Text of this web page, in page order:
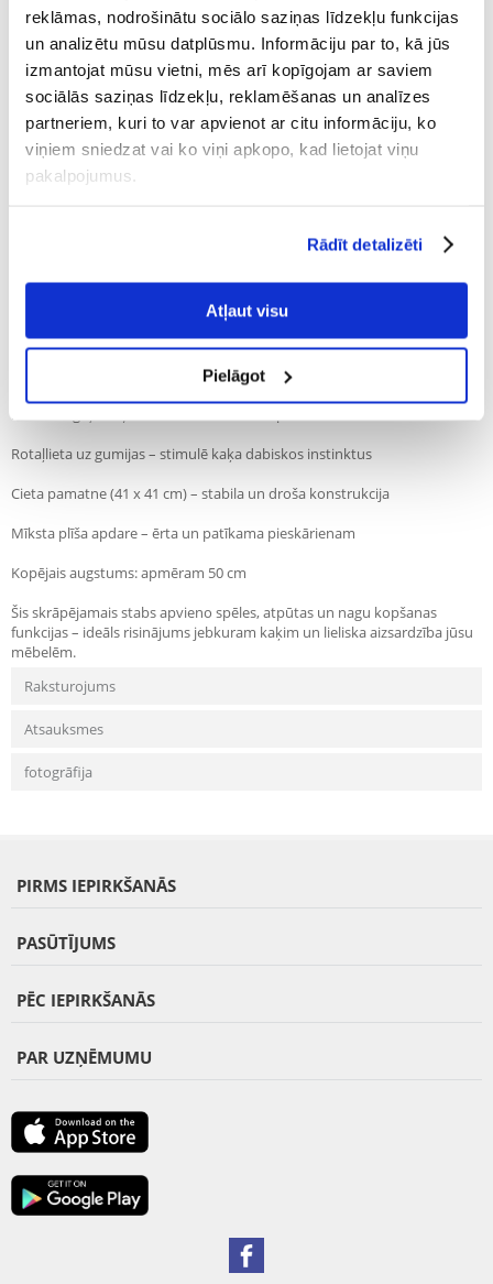
reklāmas, nodrošinātu sociālo saziņas līdzekļu funkcijas
un analizētu mūsu datplūsmu. Informāciju par to, kā jūs
izmantojat mūsu vietni, mēs arī kopīgojam ar saviem
sociālās saziņas līdzekļu, reklamēšanas un analīzes
partneriem, kuri to var apvienot ar citu informāciju, ko
viņiem sniedzat vai ko viņi apkopo, kad lietojat viņu
pakalpojumus.
Rādīt detalizēti
Atļaut visu
Pielāgot
NOSŪTĪŠANA 48 STUNDU LAIKĀ.
Mūsu klienta fotogrāfijasMūsu klienta fotogrāfijas
Apraksts
Kaķu skrāpējamais stabs ar guļvietu un rotaļlietu Baza
Funkcionāls un mājīgs skrāpējamais stabs, ideāls kaķiem jebkura
vecuma. Aprīkots ar diviem sizala stabiņiem (9 × 43 cm) skrāpēšanai,
komfortu un estētisku izskatu.
Galvenās īpašības:
2 sizala apvilkti stabiņi – ideāli piemēroti nagu asināšanai
Iebūvēta guļvietiņa virsū – ideāla vieta atpūtai un novērošanai
Rotaļlieta uz gumijas – stimulē kaķa dabiskos instinktus
Cieta pamatne (41 x 41 cm) – stabila un droša konstrukcija
Mīksta plīša apdare – ērta un patīkama pieskārienam
Kopējais augstums: apmēram 50 cm
Šis skrāpējamais stabs apvieno spēles, atpūtas un nagu kopšanas
funkcijas – ideāls risinājums jebkuram kaķim un lieliska aizsardzība jūsu
mēbelēm.
Raksturojums
Atsauksmes
fotogrāfija
PIRMS IEPIRKŠANĀS
PASŪTĪJUMS
PĒC IEPIRKŠANĀS
PAR UZŅĒMUMU